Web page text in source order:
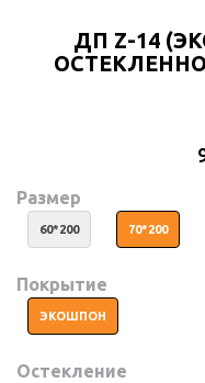
ДП Z-14
Размер
60*200 70*200
Покрытие
ЭКОШПОН
Остекление